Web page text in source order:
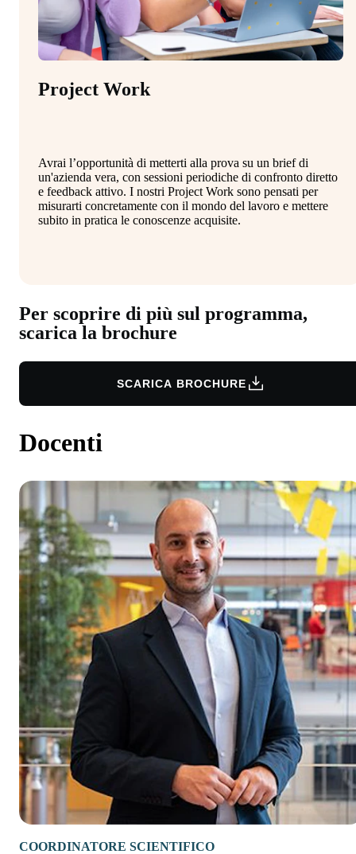
Project Work
Avrai l’opportunità di metterti alla prova su un brief di
un'azienda vera, con sessioni periodiche di confronto diretto
e feedback attivo. I nostri Project Work sono pensati per
misurarti concretamente con il mondo del lavoro e mettere
subito in pratica le conoscenze acquisite.
Per scoprire di più sul programma,
scarica la brochure
SCARICA BROCHURE
Docenti
COORDINATORE SCIENTIFICO